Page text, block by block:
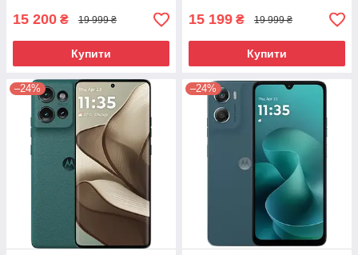
15 200 ₴ 19 999 ₴
Купити
15 199 ₴ 19 999 ₴
Купити
–24% –24%